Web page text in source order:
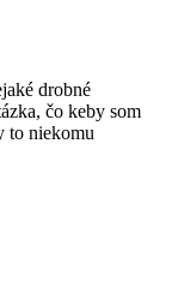
drobné
čo keby som
to niekomu